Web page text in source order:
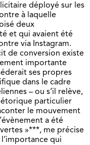
déployé sur les
à laquelle
deux
et qui avaient été
via Instagram.
de conversion existe
importante
ses propres
dans le cadre
– ou s’il relève,
particulier
le mouvement
a été
»***, me précise
qui